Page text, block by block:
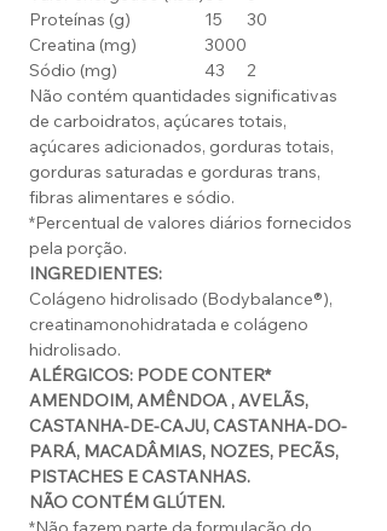
Proteínas (g)
15
30
Creatina (mg)
3000
Sódio (mg)
43
2
Não contém quantidades significativas
de carboidratos, açúcares totais,
açúcares adicionados, gorduras totais,
gorduras saturadas e gorduras trans,
fibras alimentares e sódio.
*Percentual de valores diários fornecidos
pela porção.
INGREDIENTES:
Colágeno hidrolisado (Bodybalance®),
creatinamonohidratada e colágeno
hidrolisado.
ALÉRGICOS: PODE CONTER*
AMENDOIM, AMÊNDOA , AVELÃS,
CASTANHA-DE-CAJU, CASTANHA-DO-
PARÁ, MACADÂMIAS, NOZES, PECÃS,
PISTACHES E CASTANHAS.
NÃO CONTÉM GLÚTEN.